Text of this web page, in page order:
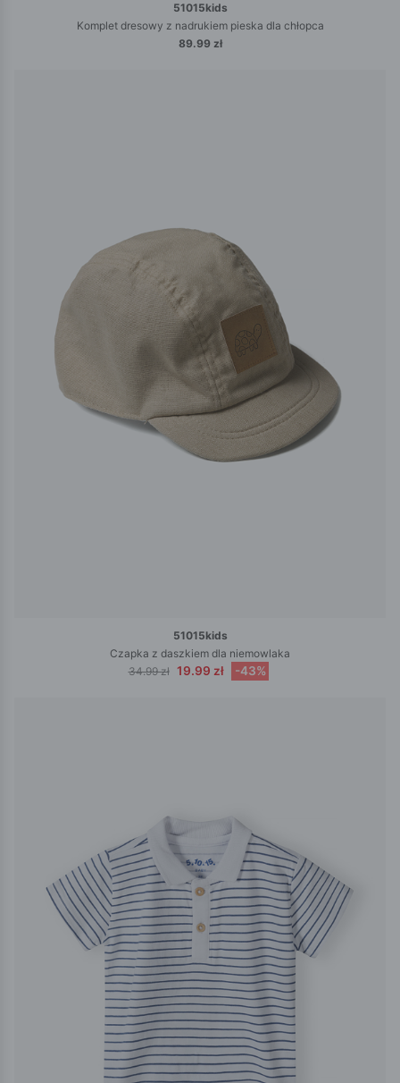
51015kids
Komplet dresowy z nadrukiem pieska dla chłopca
89.99 zł
51015kids
Czapka z daszkiem dla niemowlaka
34.99 zł 19.99 zł -43%